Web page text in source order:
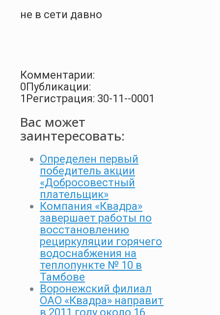
не в сети давно
Комментарии:
0Публикации:
1 Регистрация: 30-11--0001
Вас может
заинтересовать:
Определен первый
победитель акции
«Добросовестный
плательщик»
Компания «Квадра»
завершает работы по
восстановлению
рециркуляции горячего
водоснабжения на
теплопункте № 10 в
Тамбове
Воронежский филиал
ОАО «Квадра» направит
в 2011 году около 16